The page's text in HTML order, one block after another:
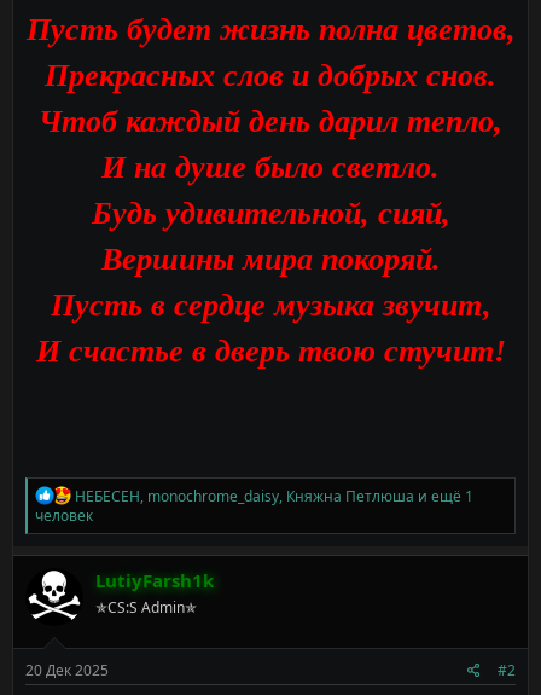
Пусть будет жизнь полна цветов,
Прекрасных слов и добрых снов.
Чтоб каждый день дарил тепло,
И на душе было светло.
Будь удивительной, сияй,
Вершины мира покоряй.
Пусть в сердце музыка звучит,
И счастье в дверь твою стучит!
Р
е
а
к
и
и
НЕБЕСЕН, monochrome_daisy, Княжна Петлюша и ещё 1
человек
LutiyFarsh1k
✯CS:S Admin✯
20 Дек 2025 #2